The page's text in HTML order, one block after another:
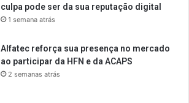
culpa pode ser da sua reputação digital
1 semana atrás
Alfatec reforça sua presença no mercado
ao participar da HFN e da ACAPS
2 semanas atrás